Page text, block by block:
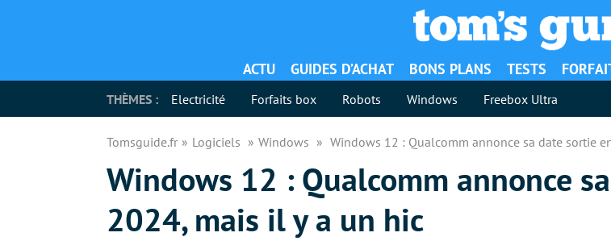
ACTU GUIDES D’ACHAT BONS PLANS TESTS
THÈMES : Electricité Forfaits box Robots Windows Freebox Ultra
Tomsguide.fr Logiciels Windows Windows 12 : Qualcomm annonce sa date sortie
Windows 12 : Qualcomm annonce
2024, mais il y a un hic